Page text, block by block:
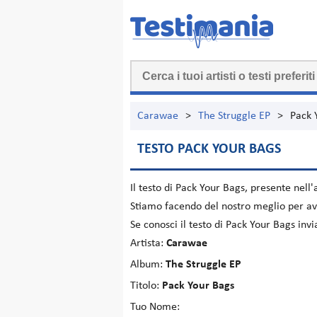
Carawae > The Struggle EP > Pack
TESTO PACK YOUR BAGS
Il testo di Pack Your Bags, presente
Stiamo facendo del nostro meglio per
Se conosci il testo di Pack Your Bags
Artista: Carawae
Album: The Struggle EP
Titolo: Pack Your Bags
Tuo Nome: